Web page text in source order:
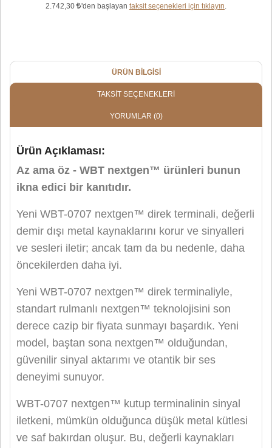
2.742,30 'den başlayan taksit seçenekleri için tıklayın.
ÜRÜN BILGISI
TAKSIT SEÇENEKLERI
YORUMLAR (0)
Ürün Açıklaması:
Az ama öz - WBT nextgen™ ürünleri bunun
ikna edici bir kanıtıdır.
Yeni WBT-0707 nextgen™ direk terminali, değerli
demir dışı metal kaynaklarını korur ve sinyalleri
ve sesleri iletir; ancak tam da bu nedenle, daha
öncekilerden daha iyi.
Yeni WBT-0707 nextgen™ direk terminaliyle,
standart rulmanlı nextgen™ teknolojisini son
derece cazip bir fiyata sunmayı başardık. Yeni
model, baştan sona nextgen™ olduğundan,
güvenilir sinyal aktarımı ve otantik bir ses
deneyimi sunuyor.
WBT-0707 nextgen™ kutup terminalinin sinyal
iletkeni, mümkün olduğunca düşük metal kütlesi
ve saf bakırdan oluşur. Bu, değerli kaynakları